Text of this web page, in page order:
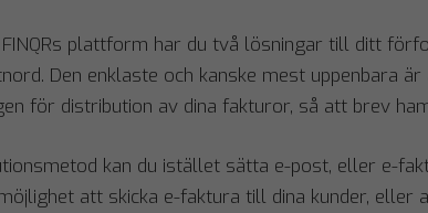
plattform har du två lösningar till ditt
Den enklaste och kanske mest uppenbara
för distribution av dina fakturor, så att brev
kan du istället sätta e-post, eller e-
att skicka e-faktura till dina kunder, eller